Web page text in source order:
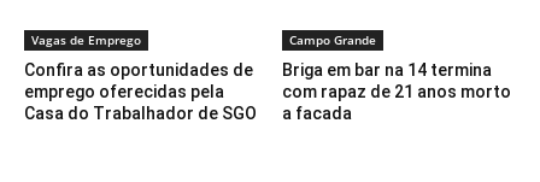
Vagas de Emprego
Confira as oportunidades de
emprego oferecidas pela
Casa do Trabalhador de SGO
Campo Grande
Briga em bar na 14 termina
com rapaz de 21 anos morto
a facada